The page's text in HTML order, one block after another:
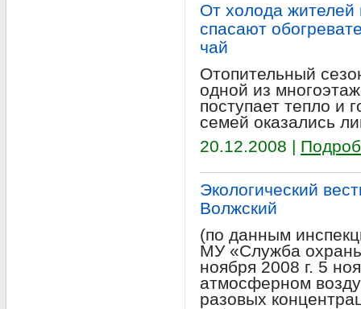
От холода жителей
спасают
чай
Отопительный
одной из
поступает тепло и
семей оказались
20.12.2008 |
Экологический
Волжский
(по данным
МУ «Служба
ноября 2008 г. 5
атмосферном
разовых